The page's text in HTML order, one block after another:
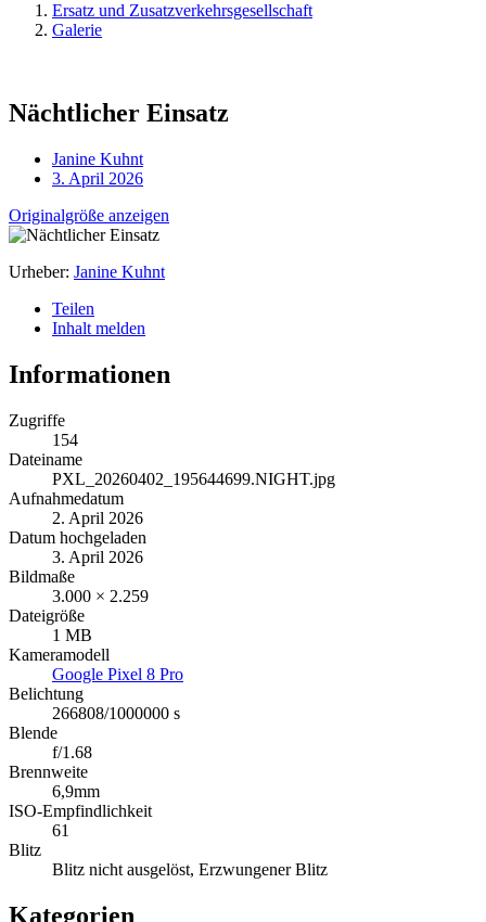
Ersatz und Zusatzverkehrsgesellschaft
Galerie
Nächtlicher Einsatz
Janine Kuhnt
3. April 2026
Originalgröße anzeigen
Urheber: Janine Kuhnt
Teilen
Inhalt melden
Informationen
Zugriffe
154
Dateiname
PXL_20260402_195644699.NIGHT.jpg
Aufnahmedatum
2. April 2026
Datum hochgeladen
3. April 2026
Bildmaße
3.000 × 2.259
Dateigröße
1 MB
Kameramodell
Google Pixel 8 Pro
Belichtung
266808/1000000 s
Blende
f/1.68
Brennweite
6,9mm
ISO-Empfindlichkeit
61
Blitz
Blitz nicht ausgelöst, Erzwungener Blitz
Kategorien